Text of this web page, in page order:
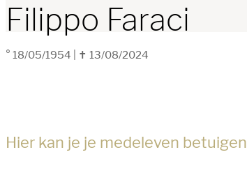
Filippo Faraci
° 18/05/1954 ✝ 13/08/2024
Hier kan je je medeleven betuigen